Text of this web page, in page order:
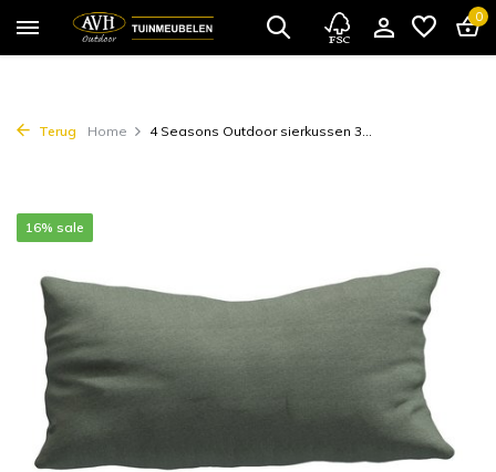
0
Terug Home 4 Seasons Outdoor sierkussen 3...
16% sale